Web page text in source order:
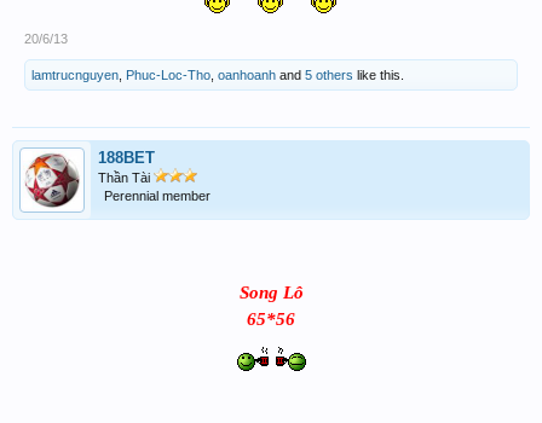
20/6/13
lamtrucnguyen Phuc-Loc-Tho oanhoanh and 5 others like this.
188BET
Thần Tài
Perennial member
Song Lô
65*56